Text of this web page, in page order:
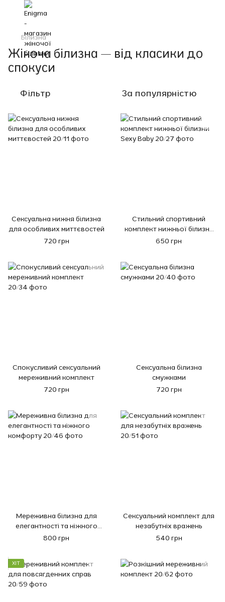
Білизна
Жіноча білизна — від класики до
спокуси
Фільтр За популярністю
Сексуальна нижня білизна
для особливих миттєвостей
720 грн
Стильний спортивний
комплект нижньої білизни
Sexy Baby
650 грн
Спокусливий сексуальний
мереживний комплект
720 грн
Сексуальна білизна
смужками
720 грн
Мереживна білизна для
елегантності та ніжного
комфорту
800 грн
Сексуальний комплект для
незабутніх вражень
540 грн
ХІТ